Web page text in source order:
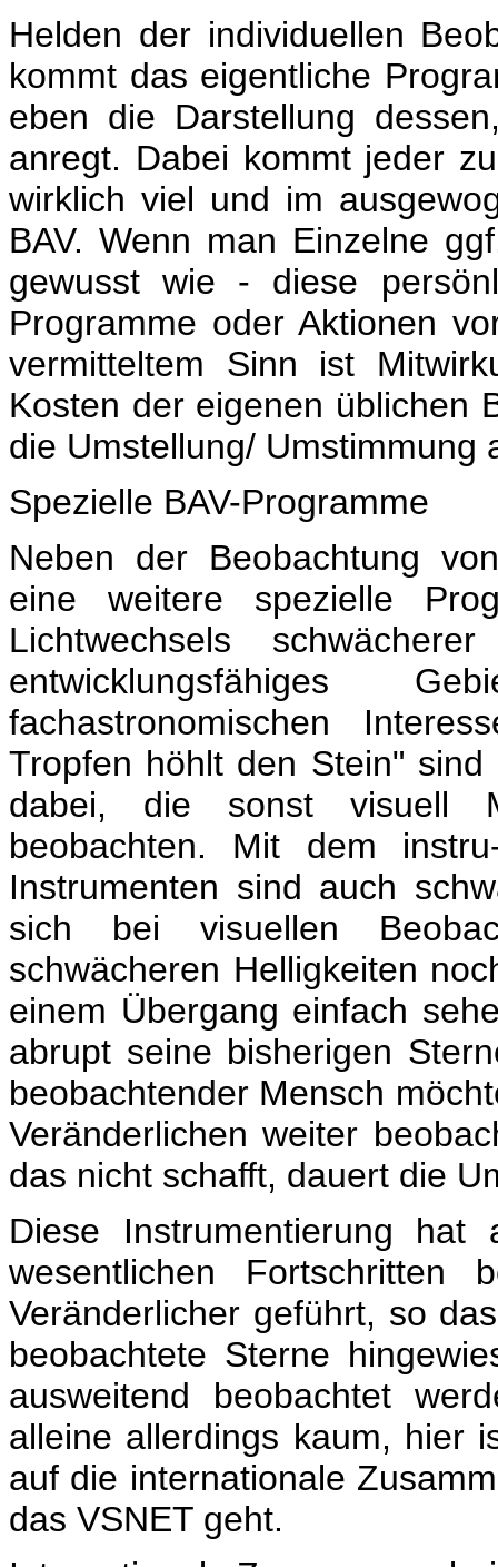
Helden der individuellen
kommt das eigentliche
eben die Darstellung
anregt. Dabei kommt jeder
wirklich viel und im
BAV. Wenn man Einzelne
gewusst wie - diese
Programme oder Aktionen
vermitteltem Sinn ist
Kosten der eigenen üblichen
die Umstellung/ Umstimmung
Spezielle BAV-Programme
Neben der Beobachtung
eine weitere spezielle
Lichtwechsels
entwicklungsfähiges
fachastronomischen
Tropfen höhlt den Stein"
dabei, die sonst visuell
beobachten. Mit dem
Instrumenten sind auch
sich bei visuellen
schwächeren Helligkeiten
einem Übergang einfach
abrupt seine bisherigen
beobachtender Mensch
Veränderlichen weiter
das nicht schafft, dauert die
Diese Instrumentierung
wesentlichen Fortschritten
Veränderlicher geführt, so
beobachtete Sterne
ausweitend beobachtet
alleine allerdings kaum, hier
auf die internationale
das VSNET geht.